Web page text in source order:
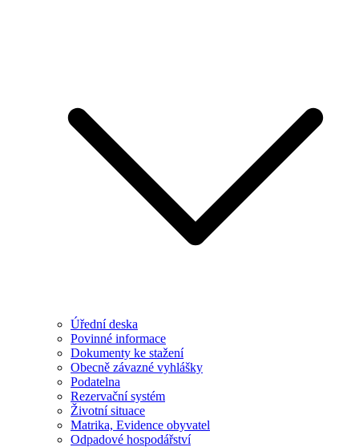
Úřední deska
Povinné informace
Dokumenty ke stažení
Obecně závazné vyhlášky
Podatelna
Rezervační systém
Životní situace
Matrika, Evidence obyvatel
Odpadové hospodářství